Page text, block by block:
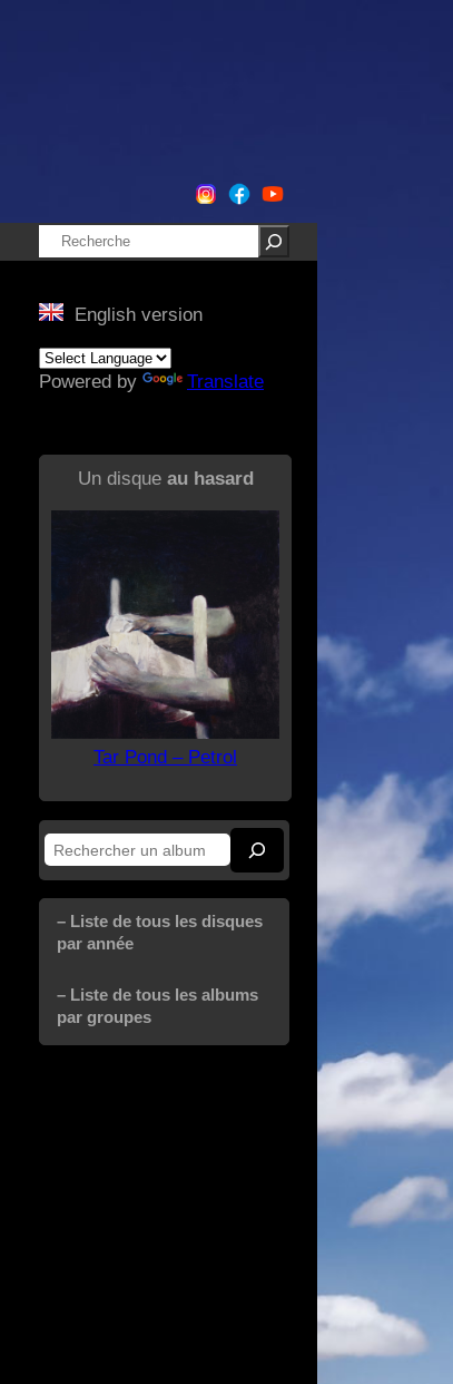
Rechercher
English version
Powered by Translate
Un disque au hasard
Tar Pond – Petrol
Rechercher
– Liste de tous les disques
par année
– Liste de tous les albums
par groupes